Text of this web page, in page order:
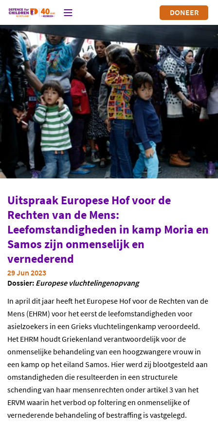
DONEER
Uitspraak Europese Hof voor de
Rechten van de Mens:
Leefomstandigheden in kamp Moria en
Samos zijn onmenselijk en
vernederend
29 Jun 2023
Dossier: Europese vluchtelingenopvang
In april dit jaar heeft het Europese Hof voor de Rechten van de
Mens (EHRM) voor het eerst de leefomstandigheden voor
asielzoekers in een Grieks vluchtelingenkamp veroordeeld.
Het EHRM houdt Griekenland verantwoordelijk voor de
onmenselijke behandeling van een hoogzwangere vrouw in
een kamp op het eiland Samos. Hier werd zij blootgesteld aan
omstandigheden die resulteerden in een structurele
schending van haar mensenrechten onder artikel 3 van het
ERVM waarin het verbod op foltering en onmenselijke of
vernederende behandeling of bestraffing is vastgelegd.